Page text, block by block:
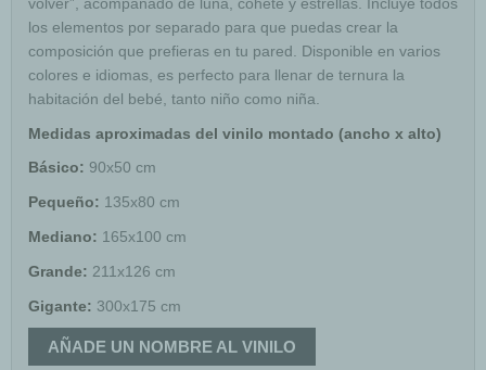
los elementos por separado para que puedas crear la
composición que prefieras en tu pared. Disponible en varios
colores e idiomas, es perfecto para llenar de ternura la
habitación del bebé, tanto niño como niña.
Medidas aproximadas del vinilo montado (ancho x alto)
Básico: 90x50 cm
Pequeño: 135x80 cm
Mediano: 165x100 cm
Grande: 211x126 cm
Gigante: 300x175 cm
AÑADE UN NOMBRE AL VINILO